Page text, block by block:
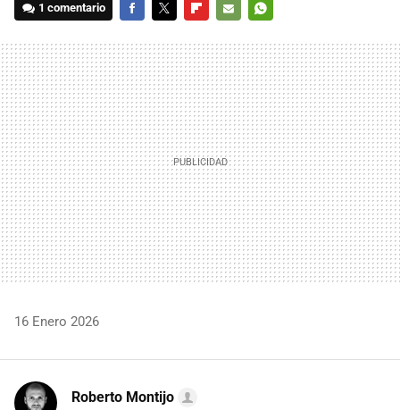
1 comentario
MAIL
16 Enero 2026
Roberto Montijo